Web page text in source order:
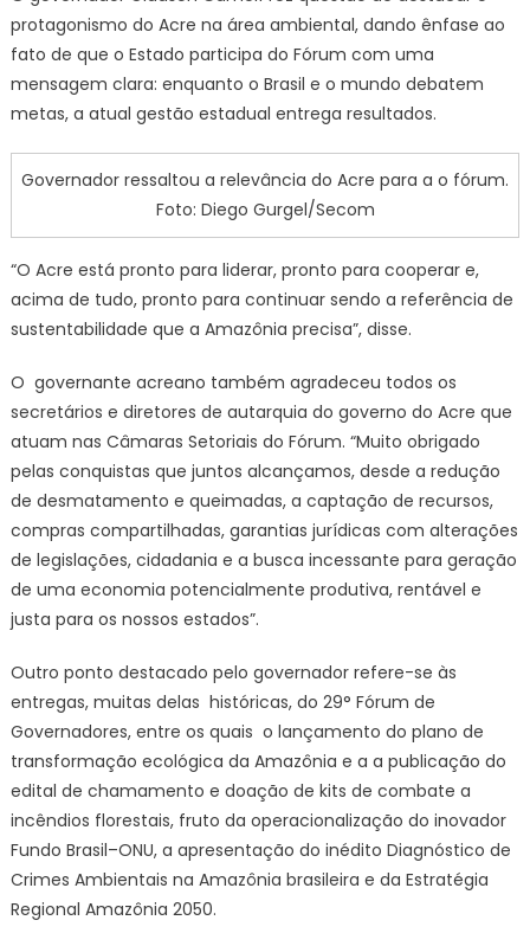
ambiental
da
Amazônia
Legal
protagonismo do Acre na área ambiental, dando ênfase ao
fato de que o Estado participa do Fórum com uma
mensagem clara: enquanto o Brasil e o mundo debatem
metas, a atual gestão estadual entrega resultados.
Governador ressaltou a relevância do Acre para a o fórum.
Foto: Diego Gurgel/Secom
“O Acre está pronto para liderar, pronto para cooperar e,
acima de tudo, pronto para continuar sendo a referência de
sustentabilidade que a Amazônia precisa”, disse.
O governante acreano também agradeceu todos os
secretários e diretores de autarquia do governo do Acre que
atuam nas Câmaras Setoriais do Fórum. “Muito obrigado
pelas conquistas que juntos alcançamos, desde a redução
de desmatamento e queimadas, a captação de recursos,
compras compartilhadas, garantias jurídicas com alterações
de legislações, cidadania e a busca incessante para geração
de uma economia potencialmente produtiva, rentável e
justa para os nossos estados”.
Outro ponto destacado pelo governador refere-se às
entregas, muitas delas históricas, do 29° Fórum de
Governadores, entre os quais o lançamento do plano de
transformação ecológica da Amazônia e a a publicação do
edital de chamamento e doação de kits de combate a
incêndios florestais, fruto da operacionalização do inovador
Fundo Brasil–ONU, a apresentação do inédito Diagnóstico de
Crimes Ambientais na Amazônia brasileira e da Estratégia
Regional Amazônia 2050.